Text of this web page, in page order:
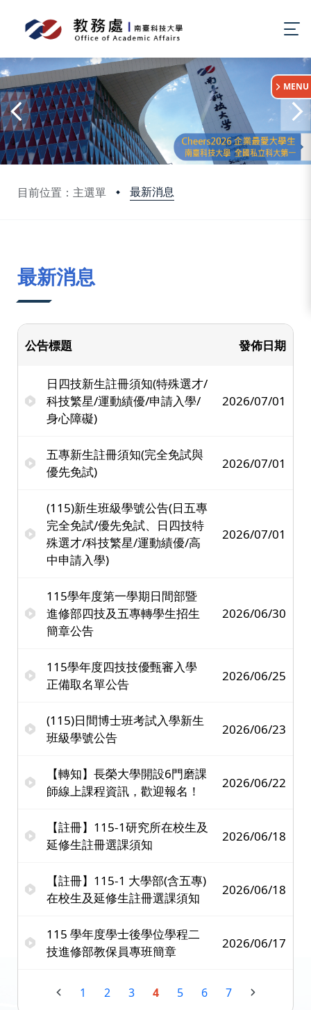
目前位置：主選單 最新消息
:::
MENU
最新消息
公告標題 發佈日期
日四技新生註冊須知(特殊選才/
科技繁星/運動績優/申請入學/
身心障礙)
2026/07/01
五專新生註冊須知(完全免試與
優先免試)
2026/07/01
(115)新生班級學號公告(日五專
完全免試/優先免試、日四技特
殊選才/科技繁星/運動績優/高
中申請入學)
2026/07/01
115學年度第一學期日間部暨
進修部四技及五專轉學生招生
簡章公告
2026/06/30
115學年度四技技優甄審入學
正備取名單公告
2026/06/25
(115)日間博士班考試入學新生
班級學號公告
2026/06/23
【轉知】長榮大學開設6門磨課
師線上課程資訊，歡迎報名！
2026/06/22
【註冊】115-1研究所在校生及
延修生註冊選課須知
2026/06/18
【註冊】115-1 大學部(含五專)
在校生及延修生註冊選課須知
2026/06/18
115 學年度學士後學位學程二
技進修部教保員專班簡章
2026/06/17
1 2 3 4 5 6 7